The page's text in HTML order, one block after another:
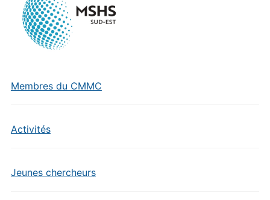
Membres du CMMC
Activités
Jeunes chercheurs